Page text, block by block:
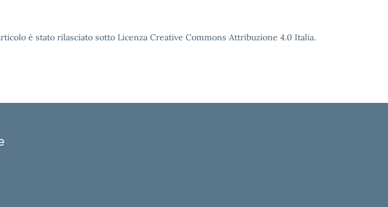
è stato rilasciato sotto Licenza Creative Commons Attribuzione 4.0 Italia.